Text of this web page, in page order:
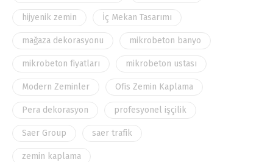
hijyenik zemin İç Mekan Tasarımı
mağaza dekorasyonu mikrobeton banyo
mikrobeton fiyatları mikrobeton ustası
Modern Zeminler Ofis Zemin Kaplama
Pera dekorasyon profesyonel işçilik
Saer Group saer trafik
zemin kaplama